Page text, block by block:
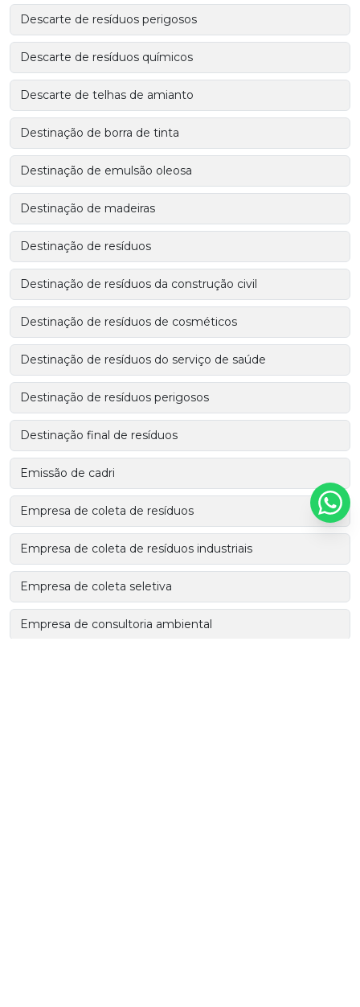
Descarte de resíduos perigosos
Descarte de resíduos químicos
Descarte de telhas de amianto
Destinação de borra de tinta
Destinação de emulsão oleosa
Destinação de madeiras
Destinação de resíduos
Destinação de resíduos da construção civil
Destinação de resíduos de cosméticos
Destinação de resíduos do serviço de saúde
Destinação de resíduos perigosos
Destinação final de resíduos
Emissão de cadri
Empresa de coleta de resíduos
Empresa de coleta de resíduos industriais
Empresa de coleta seletiva
Empresa de consultoria ambiental